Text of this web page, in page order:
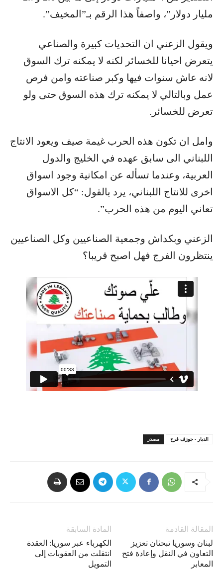
مليار دولار”، واصفاً هذا الرقم بـ”المخيف”.
ويقول الزعني ان التحديات كبيرة والصناعي
يتعرض احيانا للخسائر لكنه لا يمكنه ترك السوق
لانه عاش سنوات فيها وكبر صناعته وامن فرص
عمل وبالتالي لا يمكنه ترك هذه السوق حتى ولو
تعرض للخسائر.
وامل ان تكون هذه الحرب غيمة صيف ويعود الانتاج
اللبناني الى سابق عهده في الخليج والدول
العربية، وعندما تسأله عن امكانية وجود اسواق
اخرى للانتاج اللبناني، يرد بالقول: “كل الاسواق
تعاني اليوم من هذه الحرب”.
الزعني وبكداش وجمعية الصناعيين وكل الصناعيين
ينتظرون الفرج فهل اصبح قريبا؟
مصدر الديار - جوزف فرح
المادة السابقة
الكهرباء عبر سوريا: العقدة
انتقلت من العقوبات إلى
التمويل
المقالة القادمة
لبنان وسوريا تبحثان تعزيز
التعاون في النقل وإعادة فتح
المعابر